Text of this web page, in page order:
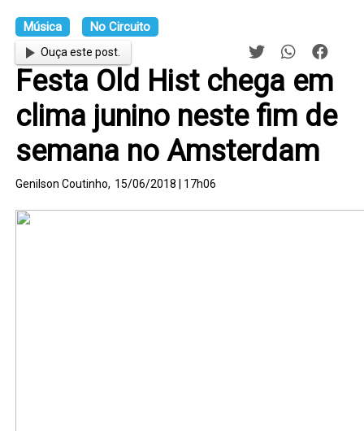
Música No Circuito
Ouça este post.
Festa Old Hist chega em
clima junino neste fim de
semana no Amsterdam
Genilson Coutinho, 15/06/2018 | 17h06